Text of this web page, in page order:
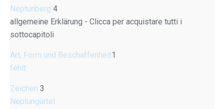
Neptunberg 4
allgemeine Erklärung - Clicca per acquistare tutti i
sottocapitoli
Art, Form und Beschaffenheit1
fehlt
Zeichen 3
Neptungürtel